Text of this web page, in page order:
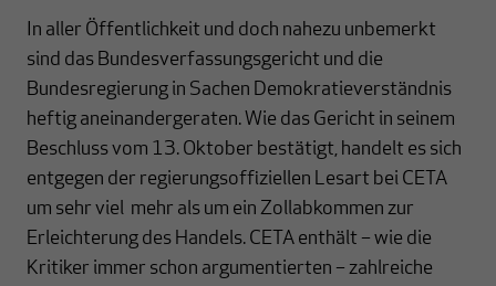
In aller Öffentlichkeit und doch nahezu unbemerkt
sind das Bundesverfassungsgericht und die
Bundesregierung in Sachen Demokratieverständnis
heftig aneinandergeraten. Wie das Gericht in seinem
Beschluss vom 13. Oktober bestätigt, handelt es sich
entgegen der regierungsoffiziellen Lesart bei CETA
um sehr viel mehr als um ein Zollabkommen zur
Erleichterung des Handels. CETA enthält – wie die
Kritiker immer schon argumentierten – zahlreiche